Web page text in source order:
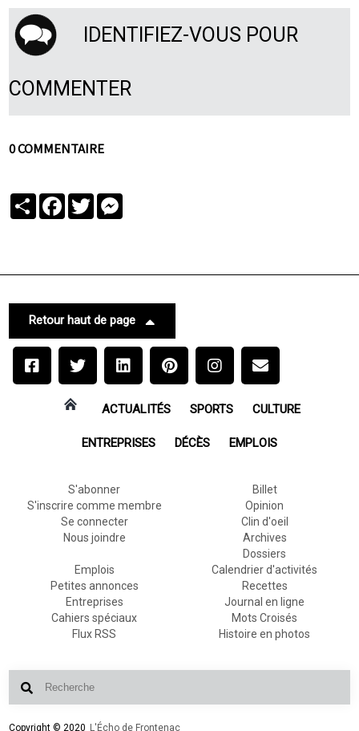
IDENTIFIEZ-VOUS POUR
COMMENTER
0 COMMENTAIRE
PartagerFacebook
Twitter
Retour haut de page
ACTUALITÉS SPORTS CULTURE
ENTREPRISES DÉCÈS EMPLOIS
S'abonner
S'inscrire comme membre
Se connecter
Nous joindre
Billet
Opinion
Clin d'oeil
Archives
Dossiers
Emplois
Petites annonces
Entreprises
Cahiers spéciaux
Flux RSS
Calendrier d'activités
Recettes
Journal en ligne
Mots Croisés
Histoire en photos
Copyright © 2020 L'Écho de Frontenac